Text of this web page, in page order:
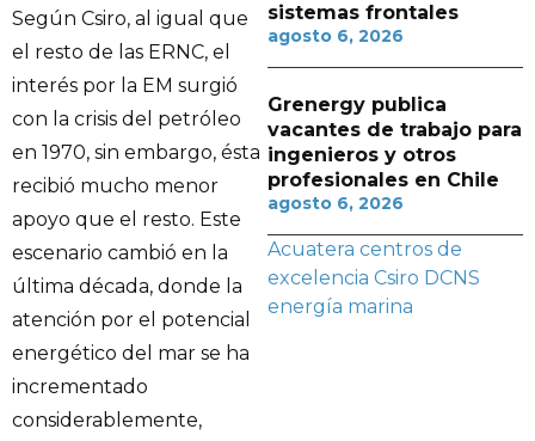
Según Csiro, al igual que
el resto de las ERNC, el
interés por la EM surgió
con la crisis del petróleo
en 1970, sin embargo, ésta
recibió mucho menor
apoyo que el resto. Este
escenario cambió en la
última década, donde la
atención por el potencial
energético del mar se ha
incrementado
considerablemente,
sistemas frontales
agosto 6, 2026
Grenergy publica
vacantes de trabajo para
ingenieros y otros
profesionales en Chile
agosto 6, 2026
Acuatera centros de
excelencia Csiro DCNS
energía marina